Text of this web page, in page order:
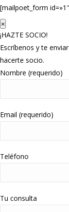
[mailpoet_form
×
¡HAZTE SOCIO!
Escríbenos y te
hacerte socio.
Nombre (requerido)
Email (requerido)
Teléfono
Tu consulta